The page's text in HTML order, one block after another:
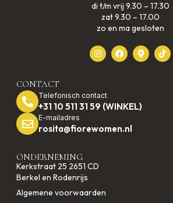
di t/m vrij 9.30 – 17.30
zat 9.30 – 17.00
zo en ma gesloten
CONTACT
Telefonisch contact
+31 10 511 31 59 (WINKEL)
E-mailadres
rosita@fiorewomen.nl
ONDERNEMING
Kerkstraat 25 2651 CD
Berkel en Rodenrijs
Algemene voorwaarden